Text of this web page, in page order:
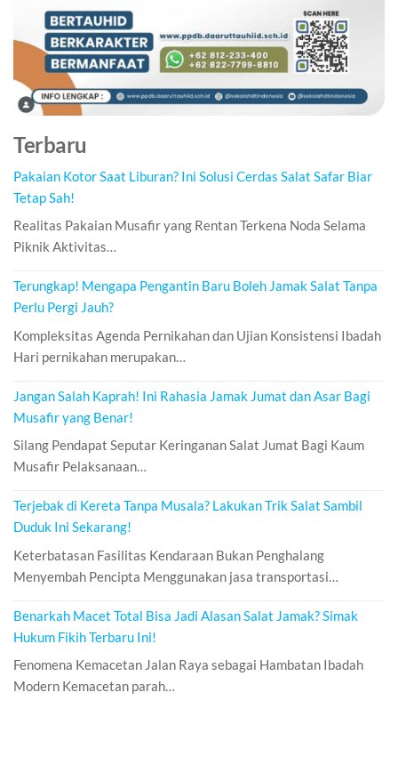
Terbaru
Pakaian Kotor Saat Liburan? Ini Solusi Cerdas Salat Safar Biar
Tetap Sah!
Realitas Pakaian Musafir yang Rentan Terkena Noda Selama
Piknik Aktivitas…
Terungkap! Mengapa Pengantin Baru Boleh Jamak Salat Tanpa
Perlu Pergi Jauh?
Kompleksitas Agenda Pernikahan dan Ujian Konsistensi Ibadah
Hari pernikahan merupakan…
Jangan Salah Kaprah! Ini Rahasia Jamak Jumat dan Asar Bagi
Musafir yang Benar!
Silang Pendapat Seputar Keringanan Salat Jumat Bagi Kaum
Musafir Pelaksanaan…
Terjebak di Kereta Tanpa Musala? Lakukan Trik Salat Sambil
Duduk Ini Sekarang!
Keterbatasan Fasilitas Kendaraan Bukan Penghalang
Menyembah Pencipta Menggunakan jasa transportasi…
Benarkah Macet Total Bisa Jadi Alasan Salat Jamak? Simak
Hukum Fikih Terbaru Ini!
Fenomena Kemacetan Jalan Raya sebagai Hambatan Ibadah
Modern Kemacetan parah…